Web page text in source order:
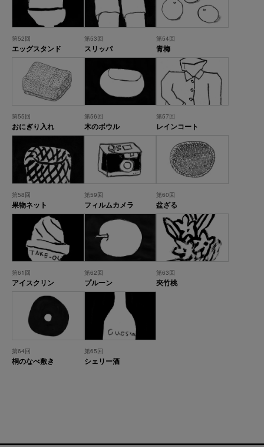
第52回
エッグスタンド
第53回
スリッパ
第54回
青梅
第55回
おにぎり入れ
第56回
木のボウル
第57回
レインコート
第58回
果物ネット
第59回
フィルムカメラ
第60回
盆ざる
第61回
アイスクリン
第62回
プルーン
第63回
夾竹桃
第64回
桐のなべ敷き
第65回
シェリー酒